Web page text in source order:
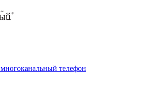
многоканальный телефон